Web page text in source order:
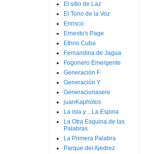
El sitio de Laz
El Tono de la Voz
Enrisco
Ernesto's Page
Ethno Cuba
Fernandina de Jagua
Fogonero Emergente
Generación F
Generación Y
Generacionasere
juanKaphotos
La isla y ...La Espina
La Otra Esquina de las
Palabras
La Primera Palabra
Parque del Ajedrez